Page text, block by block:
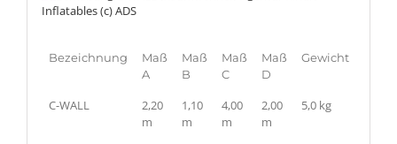
Bezeichnung
Maß
A
Maß
B
Maß
C
Maß
D
Gewicht
C-WALL
2,20
m
1,10
m
4,00
m
2,00
m
5,0 kg